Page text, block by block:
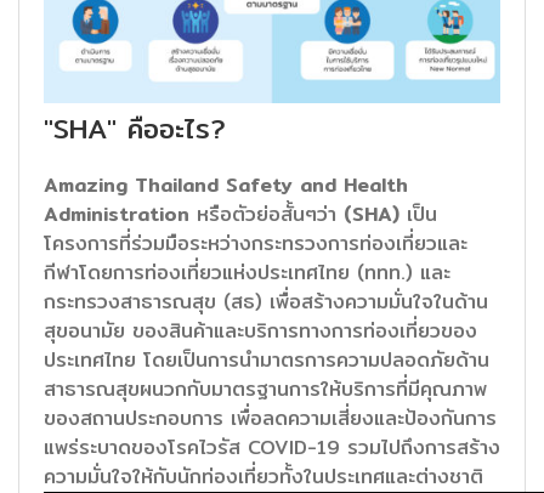
"SHA" คืออะไร?
Amazing Thailand Safety and Health
Administration หรือตัวย่อสั้นๆว่า (SHA) เป็น
โครงการที่ร่วมมือระหว่างกระทรวงการท่องเที่ยวและ
กีฬาโดยการท่องเที่ยวแห่งประเทศไทย (ททท.) และ
กระทรวงสาธารณสุข (สธ) เพื่อสร้างความมั่นใจในด้าน
สุขอนามัย ของสินค้าและบริการทางการท่องเที่ยวของ
ประเทศไทย โดยเป็นการนำมาตรการความปลอดภัยด้าน
สาธารณสุขผนวกกับมาตรฐานการให้บริการที่มีคุณภาพ
ของสถานประกอบการ เพื่อลดความเสี่ยงและป้องกันการ
แพร่ระบาดของโรคไวรัส COVID-19 รวมไปถึงการสร้าง
ความมั่นใจให้กับนักท่องเที่ยวทั้งในประเทศและต่างชาติ